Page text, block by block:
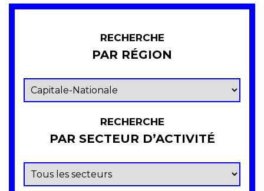
RECHERCHE
PAR RÉGION
RECHERCHE
PAR SECTEUR D’ACTIVITÉ